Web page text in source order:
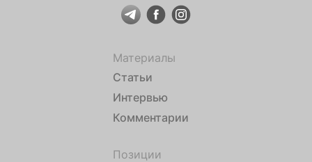
Материалы
Статьи
Интервью
Комментарии
Позиции